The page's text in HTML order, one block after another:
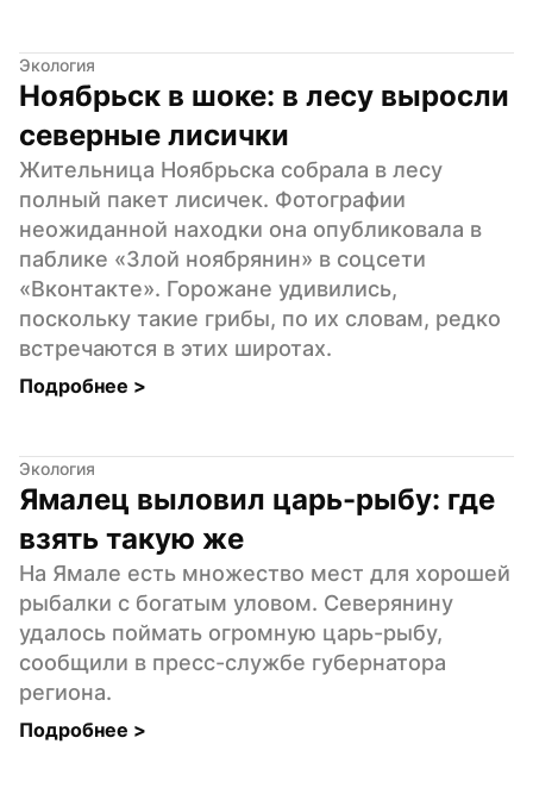
Экология
Ноябрьск в шоке: в лесу выросли
северные лисички
Жительница Ноябрьска собрала в лесу
полный пакет лисичек. Фотографии
неожиданной находки она опубликовала в
паблике «Злой ноябрянин» в соцсети
«Вконтакте». Горожане удивились,
поскольку такие грибы, по их словам, редко
встречаются в этих широтах.
Подробнее >
Экология
Ямалец выловил царь-рыбу: где
взять такую же
На Ямале есть множество мест для хорошей
рыбалки с богатым уловом. Северянину
удалось поймать огромную царь-рыбу,
сообщили в пресс-службе губернатора
региона.
Подробнее >